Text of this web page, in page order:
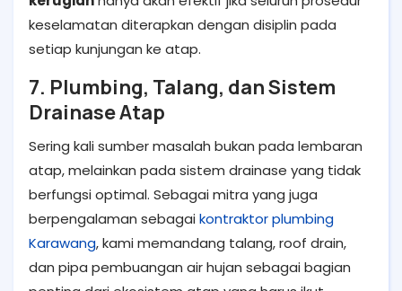
keselamatan diterapkan dengan disiplin pada
setiap kunjungan ke atap.
7. Plumbing, Talang, dan Sistem
Drainase Atap
Sering kali sumber masalah bukan pada lembaran
atap, melainkan pada sistem drainase yang tidak
berfungsi optimal. Sebagai mitra yang juga
berpengalaman sebagaikontraktor plumbing
Karawang, kami memandang talang, roof drain,
dan pipa pembuangan air hujan sebagai bagian